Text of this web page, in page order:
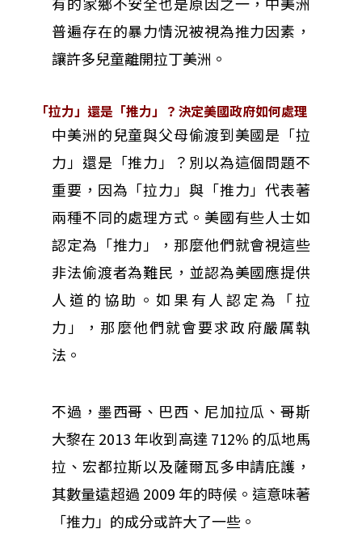
普遍存在的暴力情況被視為推力因素，
讓許多兒童離開拉丁美洲。
「拉力」還是「推力」？決定美國政府如何處理
中美洲的兒童與父母偷渡到美國是「拉
力」還是「推力」？別以為這個問題不
重要，因為「拉力」與「推力」代表著
兩種不同的處理方式。美國有些人士如
認定為「推力」，那麼他們就會視這些
非法偷渡者為難民，並認為美國應提供
人道的協助。如果有人認定為「拉
力」，那麼他們就會要求政府嚴厲執
法。
不過，墨西哥、巴西、尼加拉瓜、哥斯
大黎在 2013 年收到高達 712% 的瓜地馬
拉、宏都拉斯以及薩爾瓦多申請庇護，
其數量遠超過 2009 年的時候。這意味著
「推力」 的成分或許大了一些。